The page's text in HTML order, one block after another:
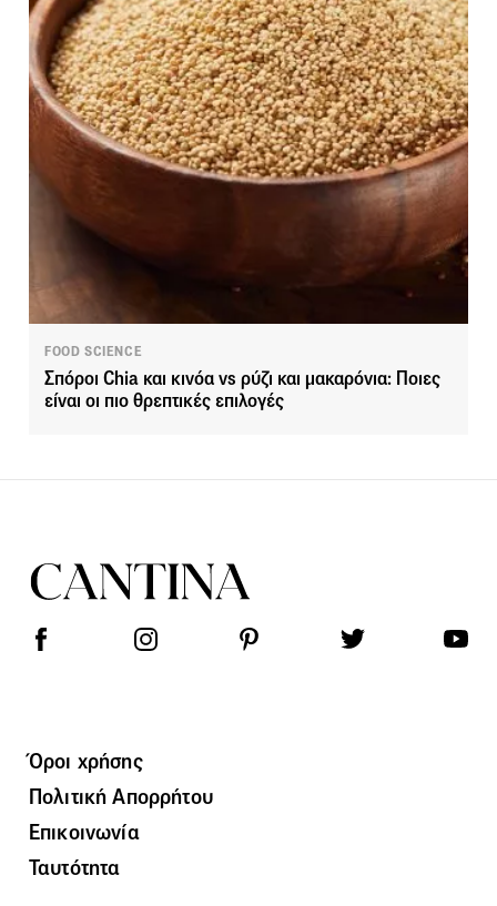
FOOD SCIENCE
Σπόροι Chia και κινόα vs ρύζι και μακαρόνια: Ποιες
είναι οι πιο θρεπτικές επιλογές
Όροι χρήσης
Πολιτική Απορρήτου
Επικοινωνία
Ταυτότητα